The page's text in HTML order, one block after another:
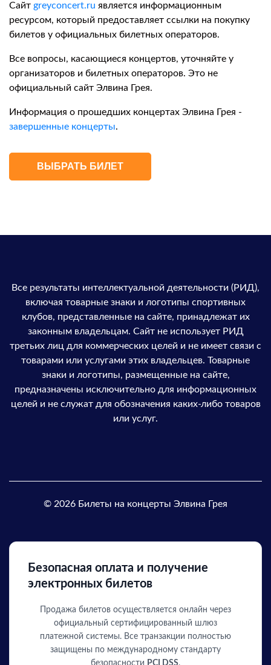
Сайт greyconcert.ru является информационным
ресурсом, который предоставляет ссылки на покупку
билетов у официальных билетных операторов.
Все вопросы, касающиеся концертов, уточняйте у
организаторов и билетных операторов. Это не
официальный сайт Элвина Грея.
Информация о прошедших концертах Элвина Грея -
завершенные концерты.
ВЫБРАТЬ БИЛЕТ
Все результаты интеллектуальной деятельности (РИД),
включая товарные знаки и логотипы спортивных
клубов, представленные на сайте, принадлежат их
законным владельцам. Сайт не использует РИД
третьих лиц для коммерческих целей и не имеет связи с
товарами или услугами этих владельцев. Товарные
знаки и логотипы, размещенные на сайте,
предназначены исключительно для информационных
целей и не служат для обозначения каких-либо товаров
или услуг.
© 2026 Билеты на концерты Элвина Грея
Безопасная оплата и получение
электронных билетов
Продажа билетов осуществляется онлайн через
официальный сертифицированный шлюз
платежной системы. Все транзакции полностью
защищены по международному стандарту